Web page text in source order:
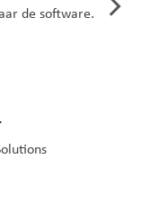
de software.